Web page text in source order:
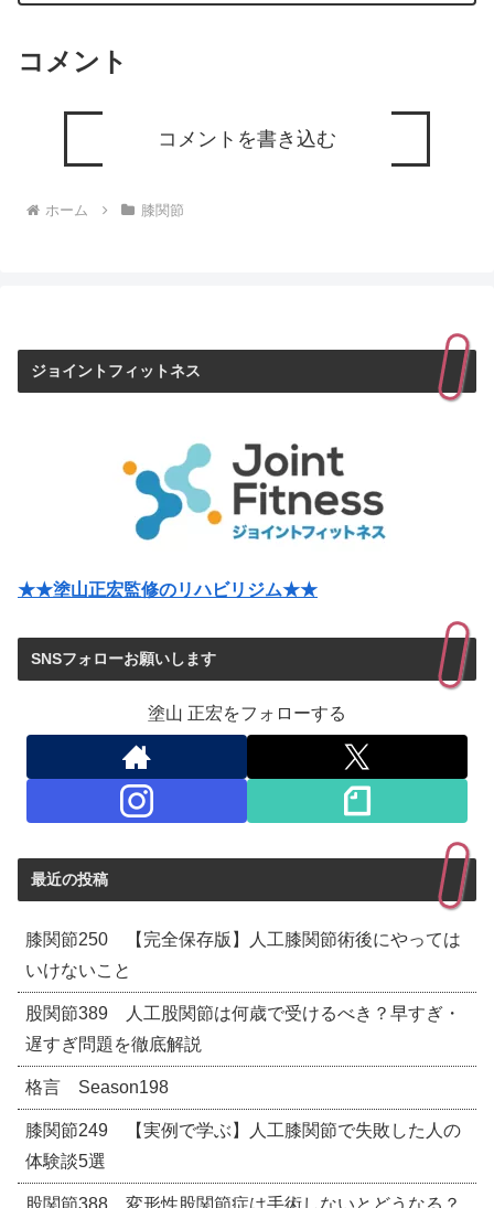
コメント
コメントを書き込む
ホーム 膝関節
ジョイントフィットネス
★★塗山正宏監修のリハビリジム★★
SNSフォローお願いします
塗山 正宏をフォローする
最近の投稿
膝関節250 【完全保存版】人工膝関節術後にやっては
いけないこと
股関節389 人工股関節は何歳で受けるべき？早すぎ・
遅すぎ問題を徹底解説
格言 Season198
膝関節249 【実例で学ぶ】人工膝関節で失敗した人の
体験談5選
股関節388 変形性股関節症は手術しないとどうなる？